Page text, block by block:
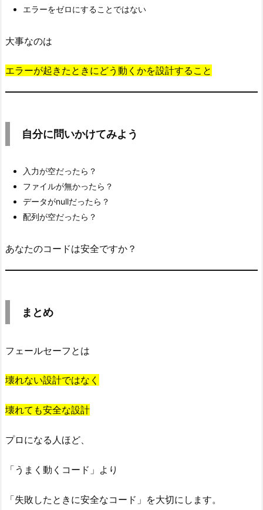
エラーをゼロにすることではない
大事なのは
エラーが起きたときにどう動くかを設計すること
自分に問いかけてみよう
入力が空だったら？
ファイルが無かったら？
データがnullだったら？
配列が空だったら？
あなたのコードは安全ですか？
まとめ
フェールセーフとは
壊れない設計ではなく
壊れても安全な設計
プロになる人ほど、
「うまく動くコード」より
「失敗したときに安全なコード」を大切にします。